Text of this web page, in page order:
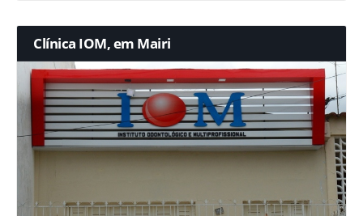
Clínica IOM, em Mairi